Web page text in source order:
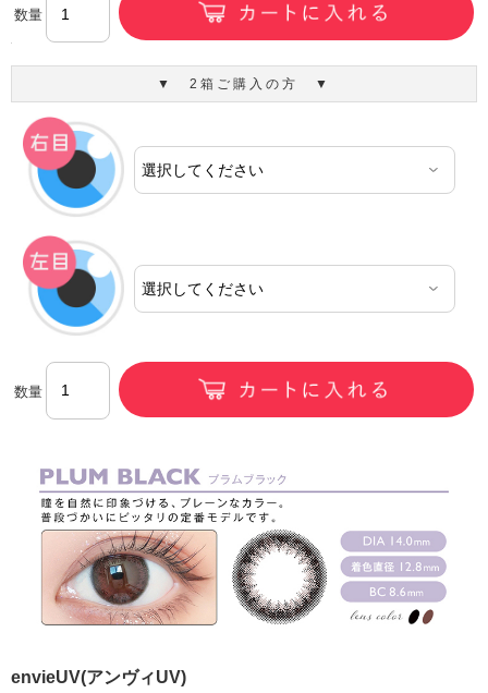
数量
▼ 2箱ご購入の方 ▼
数量
envieUV(アンヴィUV)